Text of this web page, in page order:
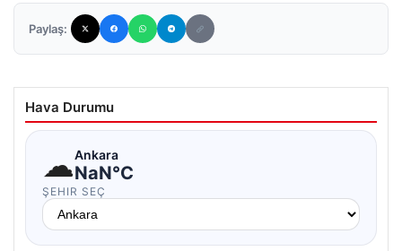
Paylaş:
Hava Durumu
☁Ankara
NaN°C
ŞEHIR SEÇ